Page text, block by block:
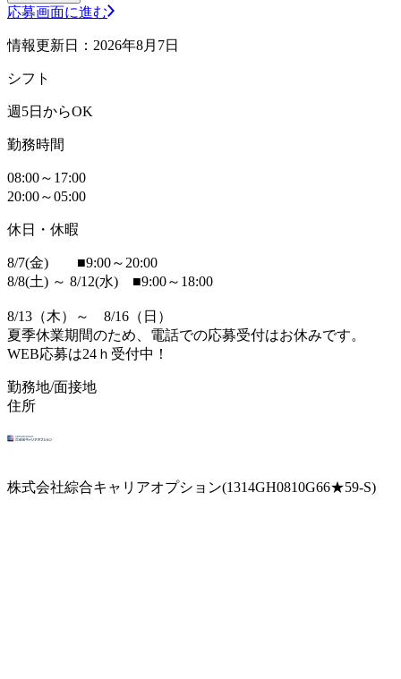
応募画面に進む
情報更新日：2026年8月7日
シフト
週5日からOK
勤務時間
08:00～17:00
20:00～05:00
休日・休暇
8/7(金) ■9:00～20:00
8/8(土) ～ 8/12(水) ■9:00～18:00
8/13（木）～ 8/16（日）
夏季休業期間のため、電話での応募受付はお休みです。
WEB応募は24ｈ受付中！
勤務地/面接地
住所
株式会社綜合キャリアオプション(1314GH0810G66★59-S)